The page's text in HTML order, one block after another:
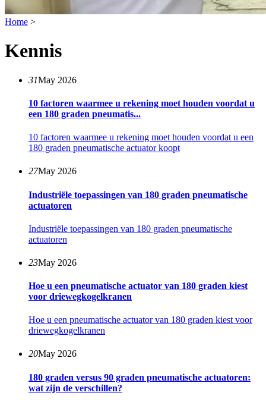
Home >
Kennis
31May 2026
10 factoren waarmee u rekening moet houden voordat u
een 180 graden pneumatis...
10 factoren waarmee u rekening moet houden voordat u een
180 graden pneumatische actuator koopt
27May 2026
Industriële toepassingen van 180 graden pneumatische
actuatoren
Industriële toepassingen van 180 graden pneumatische
actuatoren
23May 2026
Hoe u een pneumatische actuator van 180 graden kiest
voor driewegkogelkranen
Hoe u een pneumatische actuator van 180 graden kiest voor
driewegkogelkranen
20May 2026
180 graden versus 90 graden pneumatische actuatoren:
wat zijn de verschillen?